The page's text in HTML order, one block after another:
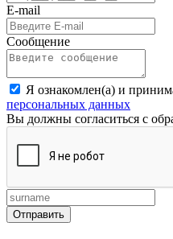
E-mail
Сообщение
Я ознакомлен(а) и
персональных данных
Вы должны согласиться с